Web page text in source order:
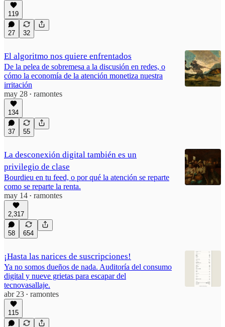
119
27 32
El algoritmo nos quiere enfrentados
De la pelea de sobremesa a la discusión en redes, o
cómo la economía de la atención monetiza nuestra
irritación
may 28 • ramontes
134
37 55
La desconexión digital también es un
privilegio de clase
Bourdieu en tu feed, o por qué la atención se reparte
como se reparte la renta.
may 14 • ramontes
2,317
58 654
¡Hasta las narices de suscripciones!
Ya no somos dueños de nada. Auditoría del consumo
digital y nueve grietas para escapar del
tecnovasallaje.
abr 23 • ramontes
115